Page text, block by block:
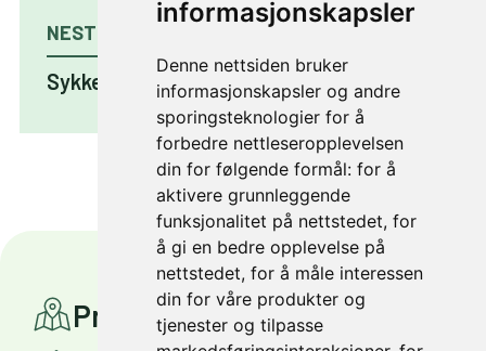
informasjonskapsler
Denne nettsiden bruker
informasjonskapsler og andre
sporingsteknologier for å
forbedre nettleseropplevelsen
din for følgende formål: for å
aktivere grunnleggende
funksjonalitet på nettstedet, for
å gi en bedre opplevelse på
nettstedet, for å måle interessen
din for våre produkter og
tjenester og tilpasse
NESTE PROSJEKT
Sykkelhotell på Tonstad
Prosjekter